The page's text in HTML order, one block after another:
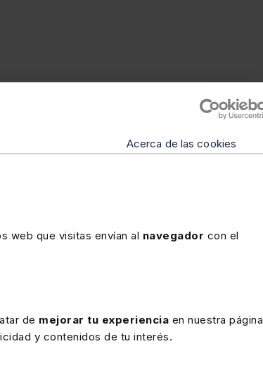
Acerca de las cookies
web que visitas envían al navegador con el
de mejorar tu experiencia en nuestra página
y contenidos de tu interés.
comunicación
de
– judiciales y
actualmente
realización y
facturas.